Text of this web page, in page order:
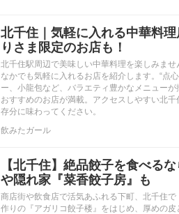
北千住｜気軽に入れる中華料
りさま限定のお店も！
北千住駅周辺で美味しい中華料理を楽しみま
なかでも気軽に入れるお店を紹介します。“点
ー、小龍包など、バラエティ豊かなメニュー
おすすめのお店が満載。アクセスしやすい北
存分に味わってください。
飲みたガール
【北千住】絶品餃子を食べる
や隠れ家『菜香餃子房』も
商店街や飲食店で活気あふれる下町、北千住
作りの『アガリコ餃子楼』をはじめ、厚めの